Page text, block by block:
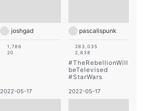
joshgad
1,786
20
pascalispunk
283,035
2,838
#TheRebellionWill
beTelevised
#StarWars
2022-05-17 2022-05-17